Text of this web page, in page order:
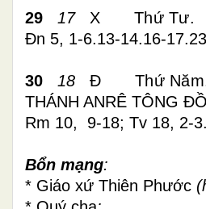
29 17X Thứ Tư.
Đn 5, 1-6.13-14.16-
30 18 Đ Thứ
THÁNH ANRÊ TÔNG
Rm 10, 9-18; Tv 18, 2-
Bổn mạng:
* Giáo xứ Thiên Phước